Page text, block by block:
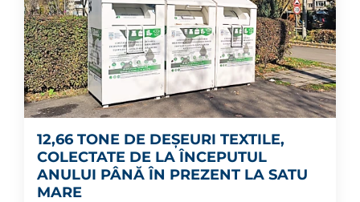
12,66 TONE DE DEȘEURI TEXTILE,
COLECTATE DE LA ÎNCEPUTUL
ANULUI PÂNĂ ÎN PREZENT LA SATU
MARE